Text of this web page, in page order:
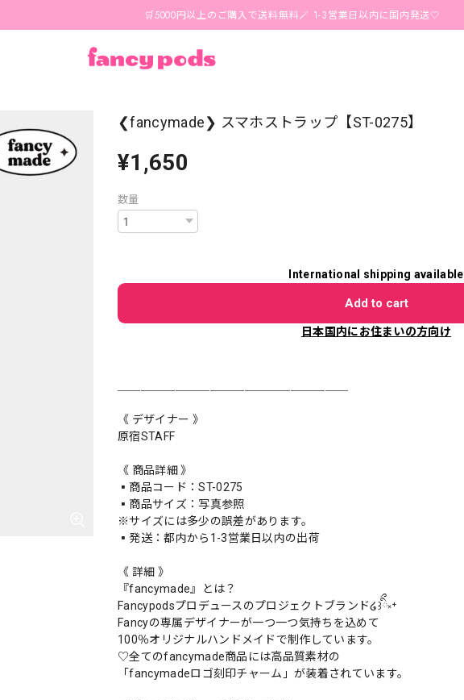
🛒5000円以上のご購入で送料無料🪄 1-3営業日以内に国内発送🤍
❮fancymade❯ スマホストラップ【ST-0275】
¥1,650
数量
International shipping available
Add to cart
日本国内にお住まいの方向け
《 デザイナー 》
原宿STAFF
《 商品詳細 》
▪️商品コード：ST-0275
▪️商品サイズ：写真参照
※サイズには多少の誤差があります。
▪️発送：都内から1-3営業日以内の出荷
《 詳細 》
『fancymade』とは？
Fancypodsプロデュースのプロジェクトブランド໒꒱ིྀ༝⁺
Fancyの専属デザイナーが一つ一つ気持ちを込めて
100％オリジナルハンドメイドで制作しています。
♡全てのfancymade商品には高品質素材の
「fancymadeロゴ刻印チャーム」が装着されています。